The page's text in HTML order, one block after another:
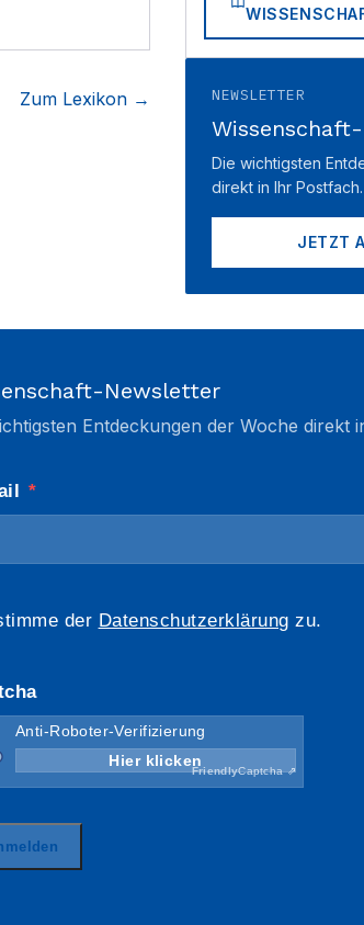
Zum Lexikon → NEWSLETTER
Die wichtigsten
direkt in Ihr Postfach.
JETZT
Newsletter
Entdeckungen der Woche direkt